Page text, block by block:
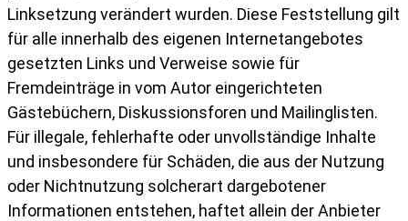
Linksetzung verändert wurden. Diese Feststellung gilt
für alle innerhalb des eigenen Internetangebotes
gesetzten Links und Verweise sowie für
Fremdeinträge in vom Autor eingerichteten
Gästebüchern, Diskussionsforen und Mailinglisten.
Für illegale, fehlerhafte oder unvollständige Inhalte
und insbesondere für Schäden, die aus der Nutzung
oder Nichtnutzung solcherart dargebotener
Informationen entstehen, haftet allein der Anbieter